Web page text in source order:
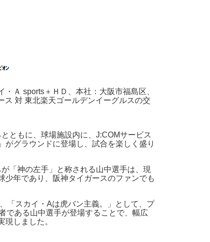
Ａ sports＋ＨＤ、本社：大阪市福島区、
対 東北楽天ゴールデンイーグルスの交
ともに、球場施設内に、J:COMサービス
グラウンドに登場し、試合を楽しく盛り
「神の左手」と称される山中選手は、現
年であり、阪神タイガースのファンでも
「スカイ・Aは虎バン主義。」として、プ
である山中選手が登場することで、幅広
しました。